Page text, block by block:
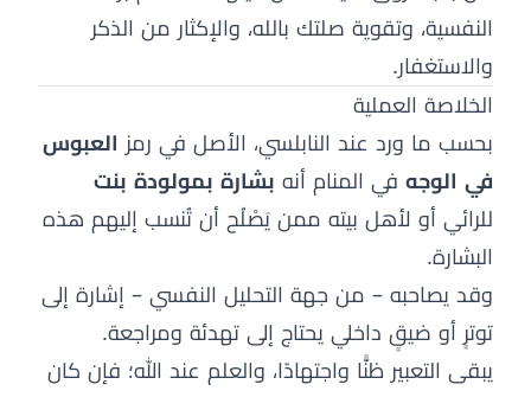
النفسية، وتقوية صلتك بالله، والإكثار من الذكر
والاستغفار.
الخلاصة العملية
بحسب ما ورد عند النابلسي، الأصل في رمز العبوس
في الوجه في المنام أنه بشارة بمولودة بنت
للرائي أو لأهل بيته ممن يَصْلُح أن تُنسب إليهم هذه
البشارة.
وقد يصاحبه – من جهة التحليل النفسي – إشارة إلى
توترٍ أو ضيقٍ داخلي يحتاج إلى تهدئة ومراجعة.
يبقى التعبير ظنًّا واجتهادًا، والعلم عند الله؛ فإن كان